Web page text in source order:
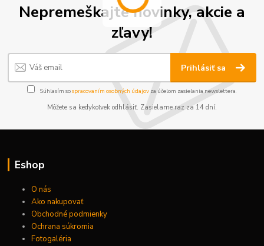
Nepremeškajte novinky, akcie a
zľavy!
Prihlásiť sa
Súhlasím sospracovaním osobných údajov za účelom zasielania newslettera.
Môžete sa kedykoľvek odhlásiť. Zasielame raz za 14 dní.
Eshop
O nás
Ako nakupovať
Obchodné podmienky
Ochrana súkromia
Fotogaléria